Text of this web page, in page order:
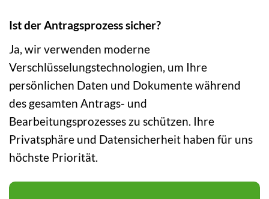
Ist der Antragsprozess sicher?
Ja, wir verwenden moderne
Verschlüsselungstechnologien, um Ihre
persönlichen Daten und Dokumente während
des gesamten Antrags- und
Bearbeitungsprozesses zu schützen. Ihre
Privatsphäre und Datensicherheit haben für uns
höchste Priorität.